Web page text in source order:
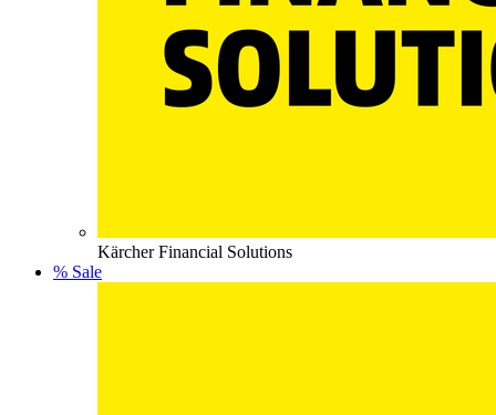
Kärcher Financial Solutions
% Sale